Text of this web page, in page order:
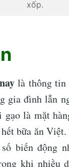
xốp.
là thông tin
gia đình lẫn
gạo là mặt
bữa ăn
biến động
khi nhiều